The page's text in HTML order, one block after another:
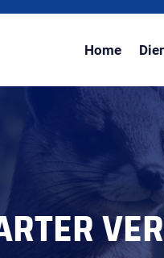
Home